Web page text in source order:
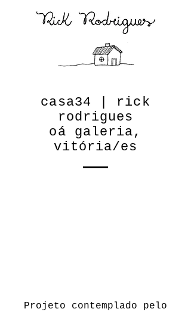
casa34 | rick
rodrigues
oá galeria,
vitória/es
Projeto contemplado pelo